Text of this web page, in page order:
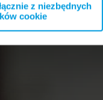
z niezbędnych
cookie